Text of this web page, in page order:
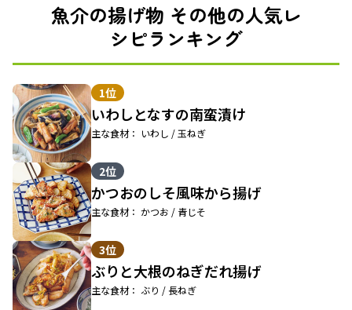
魚介の揚げ物 その他の人気レ
シピランキング
1位
いわしとなすの南蛮漬け
主な食材： いわし / 玉ねぎ
2位
かつおのしそ風味から揚げ
主な食材： かつお / 青じそ
3位
ぶりと大根のねぎだれ揚げ
主な食材： ぶり / 長ねぎ